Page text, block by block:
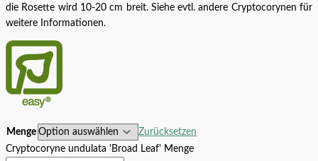
die Rosette wird 10-20 cm breit. Siehe evtl. andere Cryptocorynen für
weitere Informationen.
Menge
Zurücksetzen
Cryptocoryne undulata 'Broad Leaf' Menge